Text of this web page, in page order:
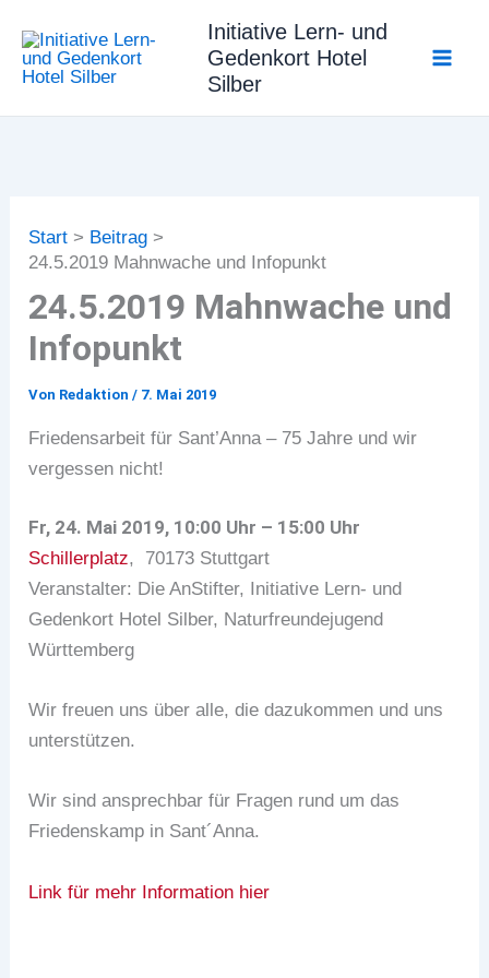
Inhalt
springen
Initiative Lern- und
Gedenkort Hotel
Silber
Start
Beitrag
24.5.2019 Mahnwache und Infopunkt
24.5.2019 Mahnwache und
Infopunkt
Von Redaktion/ 7. Mai 2019
Friedensarbeit für Sant’Anna – 75 Jahre und wir
vergessen nicht!
Fr, 24. Mai 2019, 10:00 Uhr – 15:00 Uhr
Schillerplatz, 70173 Stuttgart
Veranstalter: Die AnStifter, Initiative Lern- und
Gedenkort Hotel Silber, Naturfreundejugend
Württemberg
Wir freuen uns über alle, die dazukommen und uns
unterstützen.
Wir sind ansprechbar für Fragen rund um das
Friedenskamp in Sant´Anna.
Link für mehr Information hier